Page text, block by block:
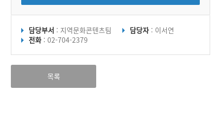
담당부서 : 지역문화콘텐츠팀 담당자 : 이서연
전화 : 02-704-2379
목록